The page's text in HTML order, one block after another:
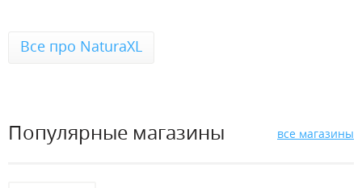
Все про NaturaXL
Популярные магазины все магазины